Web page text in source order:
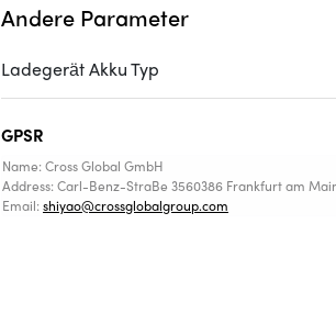
Andere Parameter
Ladegerät Akku Typ
GPSR
Name: Cross Global GmbH
Address: Carl-Benz-StraBe 3560386 Frankfurt am
Email:shiyao@crossglobalgroup.com